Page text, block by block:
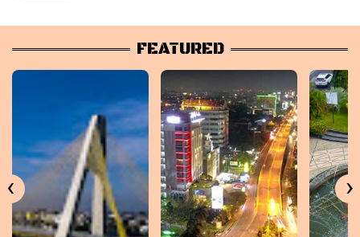
FEATURED
‹ ›